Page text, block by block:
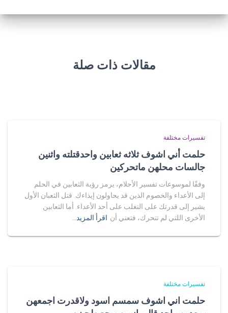
مقالات ذات صلة
تفسيرات مختلفة
حلمت أني اشوف ثلاثه ثعابين واحدقتلته واثنين
جالسات محلهن ماتحركين
وفقًا لموسوعات تفسير الأحلام، يرمز رؤية الثعابين في الحلم
إلى الأعداء والخصوم الذين قد يحاولون إيذاءك. قتل الثعبان الأول
يشير إلى قدرتك على التغلب على أحد الأعداء. أما الثعابين
الأخرى اللتي لم تتحرك، فتعني أن اقرأ المزيد…
تفسيرات مختلفة
حلمت اني اشوف سمسم اسود ولاقدرت اجمعهن